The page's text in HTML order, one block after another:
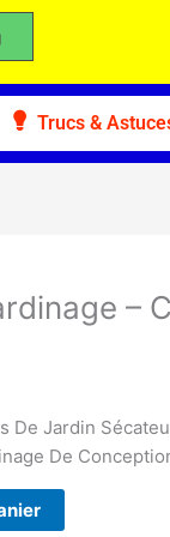
Trucs &
–
De Jardin
De